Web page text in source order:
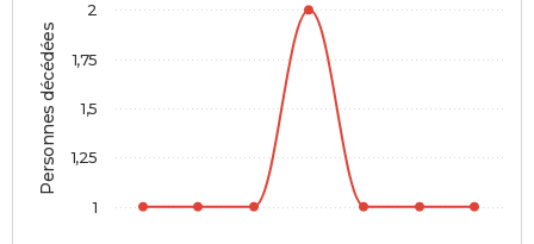
Personnes décédées
1
1,25
1,5
1,75
2